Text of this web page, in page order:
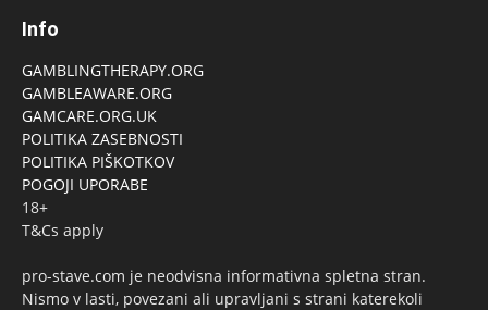
Info
GAMBLINGTHERAPY.ORG
GAMBLEAWARE.ORG
GAMCARE.ORG.UK
POLITIKA ZASEBNOSTI
POLITIKA PIŠKOTKOV
POGOJI UPORABE
18+
T&Cs apply
pro-stave.com je neodvisna informativna spletna stran.
Nismo v lasti, povezani ali upravljani s strani katerekoli